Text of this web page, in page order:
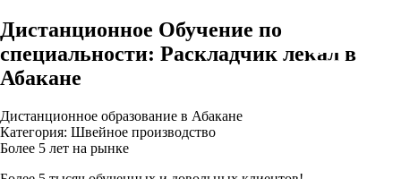
Дистанционное Обучение по
специальности: Раскладчик лекал в
Абакане
Дистанционное образование в Абакане
Категория: Швейное производство
Более 5 лет на рынке